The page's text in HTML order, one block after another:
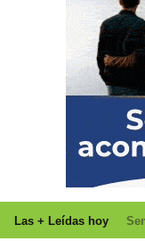
Las + Leídas hoy